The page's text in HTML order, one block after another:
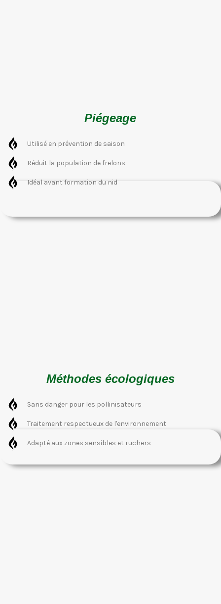
Piégeage
Utilisé en prévention de saison
Réduit la population de frelons
Idéal avant formation du nid
Méthodes écologiques
Sans danger pour les pollinisateurs
Traitement respectueux de l'environnement
Adapté aux zones sensibles et ruchers